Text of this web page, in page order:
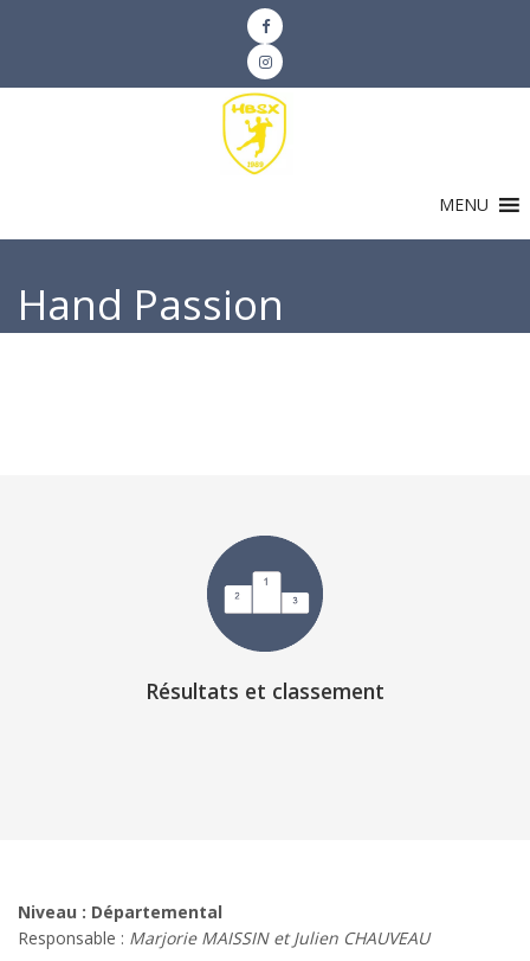
MENU
Hand Passion
Résultats et classement
Niveau : Départemental
​Responsable : Marjorie MAISSIN et Julien CHAUVEAU